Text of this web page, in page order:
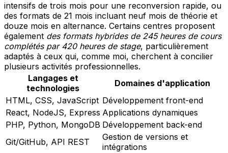
intensifs de trois mois pour une reconversion rapide, ou
des formats de 21 mois incluant neuf mois de théorie et
douze mois en alternance. Certains centres proposent
également des formats hybrides de 245 heures de cours
complétés par 420 heures de stage, particulièrement
adaptés à ceux qui, comme moi, cherchent à concilier
plusieurs activités professionnelles.
Langages et
technologies
Domaines d'application
HTML, CSS, JavaScript Développement front-end
React, NodeJS, Express Applications dynamiques
PHP, Python, MongoDB Développement back-end
Git/GitHub, API REST
Gestion de versions et
intégrations